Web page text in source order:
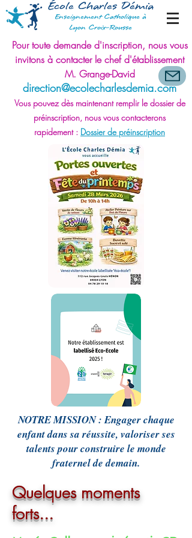
École Charles Démia
Enseignement Catholique à
Lyon Croix-Rousse
Pour toute demande d'inscription, nous vous
invitons à contacter le chef d'établissement
M. Grange-David
direction@ecolecharlesdemia.com
Vous pouvez dès maintenant remplir le dossier de
préinscription, nous vous contacterons
rapidement : Dossier de préinscription
NOTRE MISSION : Engager chaque
enfant dans sa réussite, valoriser ses
talents pour construire le monde
fraternel de demain.
Quelques moments
forts...